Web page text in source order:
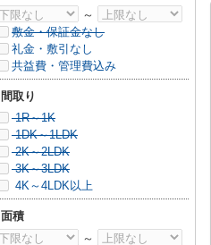
～
敷金・保証金なし
礼金・敷引なし
共益費・管理費込み
間取り
1R～1K
1DK～1LDK
2K～2LDK
3K～3LDK
4K～4LDK以上
面積
～